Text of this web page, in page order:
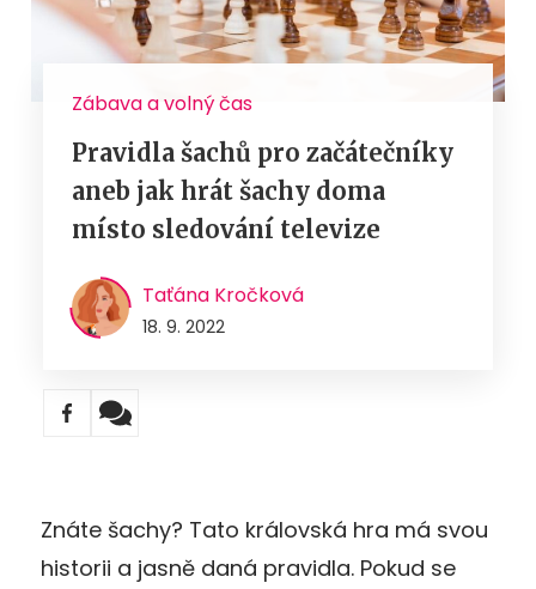
Zábava a volný čas
Pravidla šachů pro začátečníky
aneb jak hrát šachy doma
místo sledování televize
Taťána Kročková
18. 9. 2022
Znáte šachy? Tato královská hra má svou
historii a jasně daná pravidla. Pokud se